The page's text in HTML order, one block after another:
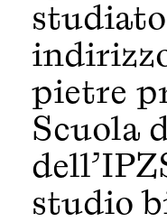
pietre
Scuola
studio